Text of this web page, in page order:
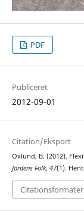
PDF
Publiceret
2012-09-01
Citation/Eksport
Oxlund, B. (2012).
Jordens Folk, 47(1).
Citationsformater